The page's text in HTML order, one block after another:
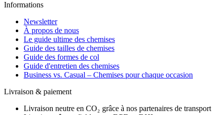
Informations
Newsletter
À propos de nous
Le guide ultime des chemises
Guide des tailles de chemises
Guide des formes de col
Guide d'entretien des chemises
Business vs. Casual – Chemises pour chaque occasion
Livraison & paiement
Livraison neutre en CO₂ grâce à nos partenaires de transport